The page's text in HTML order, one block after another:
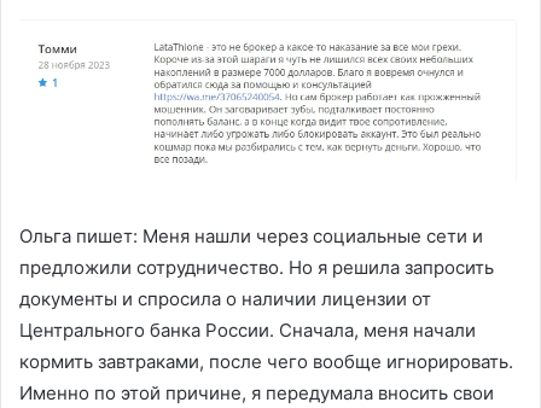
Ольга пишет: Меня нашли через социальные сети и
предложили сотрудничество. Но я решила запросить
документы и спросила о наличии лицензии от
Центрального банка России. Сначала, меня начали
кормить завтраками, после чего вообще игнорировать.
Именно по этой причине, я передумала вносить свои